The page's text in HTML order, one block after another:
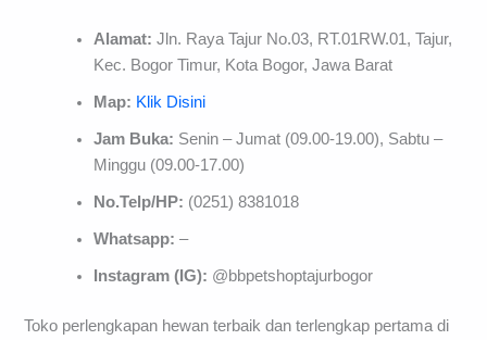
Alamat: Jln. Raya Tajur No.03, RT.01RW.01, Tajur,
Kec. Bogor Timur, Kota Bogor, Jawa Barat
Map: Klik Disini
Jam Buka: Senin – Jumat (09.00-19.00), Sabtu –
Minggu (09.00-17.00)
No.Telp/HP: (0251) 8381018
Whatsapp:–
Instagram (IG): @bbpetshoptajurbogor
Toko perlengkapan hewan terbaik dan terlengkap pertama di